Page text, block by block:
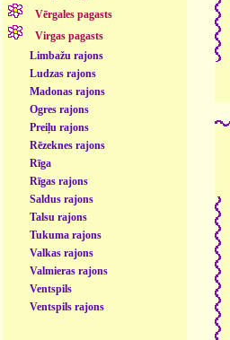
Vērgales pagasts
Virgas pagasts
Limbažu rajons
Ludzas rajons
Madonas rajons
Ogres rajons
Preiļu rajons
Rēzeknes rajons
Rīga
Rīgas rajons
Saldus rajons
Talsu rajons
Tukuma rajons
Valkas rajons
Valmieras rajons
Ventspils
Ventspils rajons